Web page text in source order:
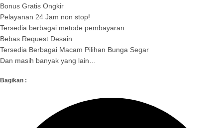
Bonus Gratis Ongkir
Pelayanan 24 Jam non stop!
Tersedia berbagai metode pembayaran
Bebas Request Desain
Tersedia Berbagai Macam Pilihan Bunga Segar
Dan masih banyak yang lain…
Bagikan :